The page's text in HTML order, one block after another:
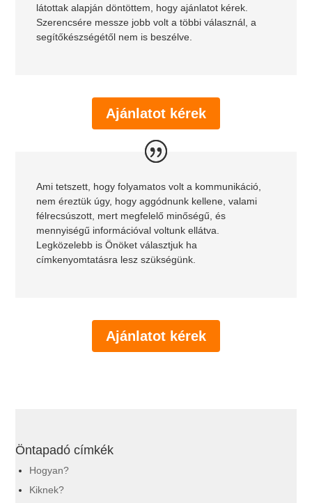
látottak alapján döntöttem, hogy ajánlatot kérek.
Szerencsére messze jobb volt a többi válasznál, a
segítőkészségétől nem is beszélve.
Ajánlatot kérek
Ami tetszett, hogy folyamatos volt a kommunikáció,
nem éreztük úgy, hogy aggódnunk kellene, valami
félrecsúszott, mert megfelelő minőségű, és
mennyiségű információval voltunk ellátva.
Legközelebb is Önöket választjuk ha
címkenyomtatásra lesz szükségünk.
Ajánlatot kérek
Öntapadó címkék
Hogyan?
Kiknek?